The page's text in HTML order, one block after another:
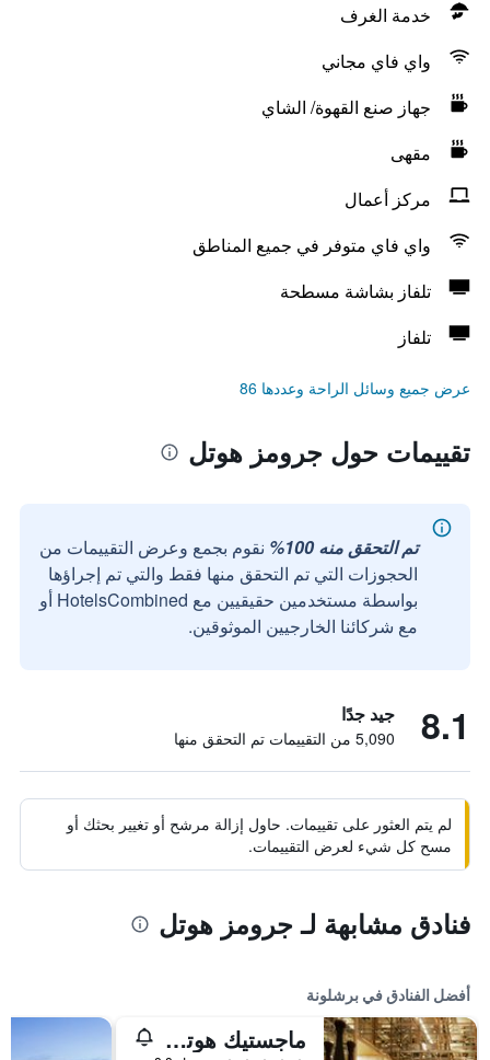
خدمة الغرف
واي فاي مجاني
جهاز صنع القهوة/ الشاي
مقهى
مركز أعمال
واي فاي متوفر في جميع المناطق
تلفاز بشاشة مسطحة
تلفاز
عرض جميع وسائل الراحة وعددها 86
تقييمات حول جرومز هوتل
تم التحقق منه 100%
نقوم بجمع وعرض التقييمات من
الحجوزات التي تم التحقق منها فقط والتي تم إجراؤها
بواسطة مستخدمين حقيقيين مع HotelsCombined أو
مع شركائنا الخارجيين الموثوقين.
8.1 جيد جدًا
5,090 من التقييمات تم التحقق منها
لم يتم العثور على تقييمات. حاول إزالة مرشح أو تغيير بحثك أو
مسح كل شيء لعرض التقييمات.
فنادق مشابهة لـ جرومز هوتل
أفضل الفنادق في برشلونة
ماجستيك هوتل آند سبا برشلونة جي إل